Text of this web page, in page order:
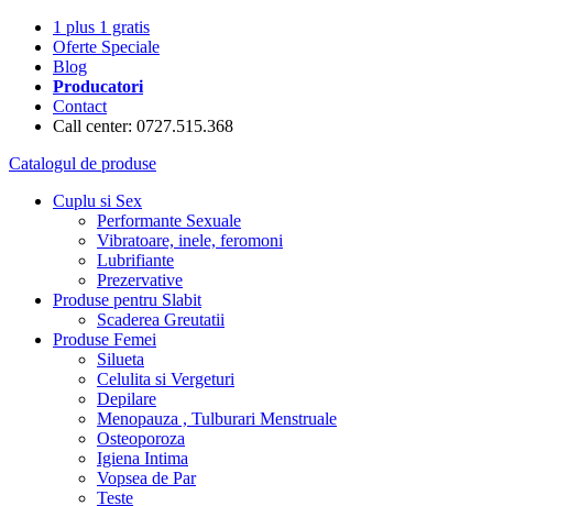
1 plus 1 gratis
Oferte Speciale
Blog
Producatori
Contact
Call center: 0727.515.368
Catalogul de produse
Cuplu si Sex
Performante Sexuale
Vibratoare, inele, feromoni
Lubrifiante
Prezervative
Produse pentru Slabit
Scaderea Greutatii
Produse Femei
Silueta
Celulita si Vergeturi
Depilare
Menopauza , Tulburari Menstruale
Osteoporoza
Igiena Intima
Vopsea de Par
Teste